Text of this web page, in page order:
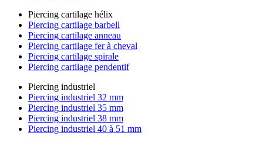
Piercing cartilage hélix
Piercing cartilage barbell
Piercing cartilage anneau
Piercing cartilage fer à cheval
Piercing cartilage spirale
Piercing cartilage pendentif
Piercing industriel
Piercing industriel 32 mm
Piercing industriel 35 mm
Piercing industriel 38 mm
Piercing industriel 40 à 51 mm